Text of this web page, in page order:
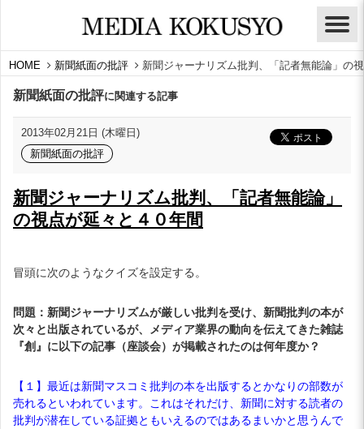
HOME 新聞紙面の批評 新聞ジャーナリズム批判、「記者無能論」の
新聞紙面の批評に関連する記事
2013年02月21日 (木曜日)
新聞紙面の批評
新聞ジャーナリズム批判、「記者無能論」
の視点が延々と４０年間
冒頭に次のようなクイズを設定する。
問題：新聞ジャーナリズムが厳しい批判を受け、新聞批判の本が
次々と出版されているが、メディア業界の動向を伝えてきた雑誌
『創』に以下の記事（座談会）が掲載されたのは何年度か？
【１】最近は新聞マスコミ批判の本を出版するとかなりの部数が
売れるといわれています。これはそれだけ、新聞に対する読者の
批判が潜在している証拠ともいえるのではあるまいかと思うんで